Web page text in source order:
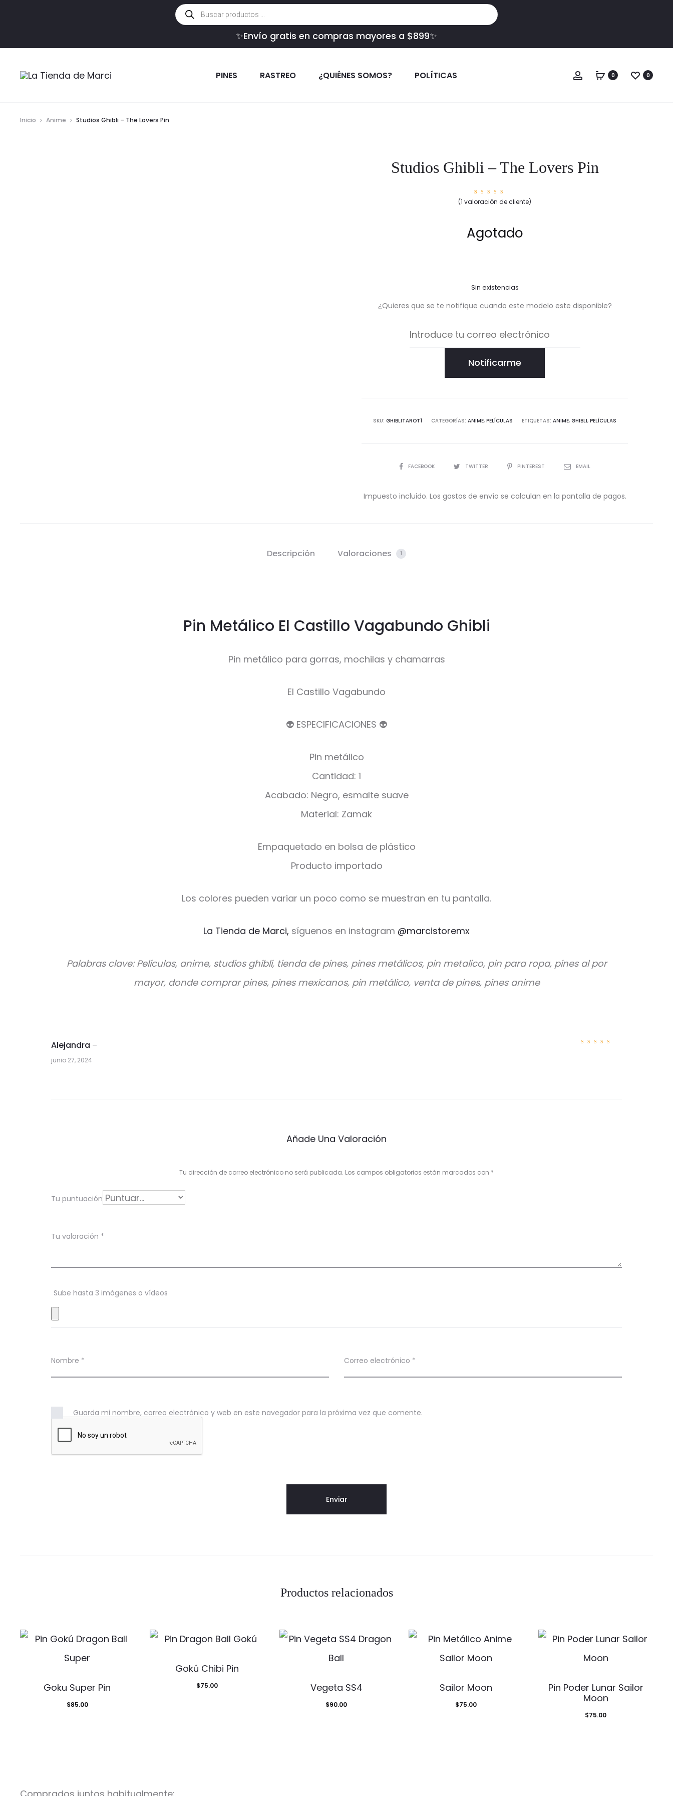
Búsqueda
de
productos
✨Envío gratis en compras mayores a $899✨
PINES RASTREO ¿QUIÉNES SOMOS? POLÍTICAS Cuenta
0 0
Inicio Anime Studios Ghibli – The Lovers Pin
Studios Ghibli – The Lovers Pin
Valorad
o con
ión de
un
cliente
(1 valoración de cliente)
Agotado
Sin existencias
¿Quieres que se te notifique cuando este modelo este disponible?
Notificarme
SKU: GHIBLITAROT1 CATEGORÍAS: ANIME, PELÍCULAS ETIQUETAS: ANIME, GHIBLI, PELÍCULAS
COMPARTIR
FACEBOOK TWITTER PINTEREST EMAIL
Impuesto incluido. Los gastos de envío se calculan en la pantalla de pagos.
Descripción Valoraciones 1
Pin Metálico El Castillo Vagabundo Ghibli
Pin metálico para gorras, mochilas y chamarras
El Castillo Vagabundo
👽 ESPECIFICACIONES 👽
Pin metálico
Cantidad: 1
Acabado: Negro, esmalte suave
Material: Zamak
Empaquetado en bolsa de plástico
Producto importado
Los colores pueden variar un poco como se muestran en tu pantalla.
La Tienda de Marci, síguenos en instagram @marcistoremx
Palabras clave: Películas, anime, studios ghibli, tienda de pines, pines metálicos, pin metalico, pin para ropa, pines al por
mayor, donde comprar pines, pines mexicanos, pin metálico, venta de pines, pines anime
1
c
ó
e
n
S
t
d
i
s
G
h
o
v
r
Alejandra –
junio 27, 2024
Añade Una Valoración
Tu dirección de correo electrónico no será publicada. Los campos obligatorios están marcados con *
Tu puntuación
Tu valoración *
Sube hasta 3 imágenes o vídeos
Nombre * Correo electrónico *
Guarda mi nombre, correo electrónico y web en este navegador para la próxima vez que comente.
Productos relacionados
Goku Super Pin
$85.00
Gokú Chibi Pin
$75.00 Vegeta SS4
$90.00
Sailor Moon
$75.00
Pin Poder Lunar Sailor
Moon
$75.00